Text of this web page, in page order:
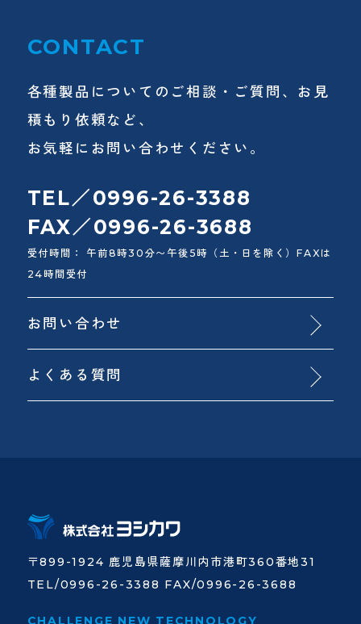
CONTACT
各種製品についてのご相談・ご質問、お見
積もり依頼など、
お気軽にお問い合わせください。
TEL／0996-26-3388
FAX／0996-26-3688
受付時間： 午前8時30分〜午後5時（土・日を除く）FAXは
24時間受付
お問い合わせ
よくある質問
〒899-1924 鹿児島県薩摩川内市港町360番地31
TEL/0996-26-3388 FAX/0996-26-3688
CHALLENGE NEW TECHNOLOGY